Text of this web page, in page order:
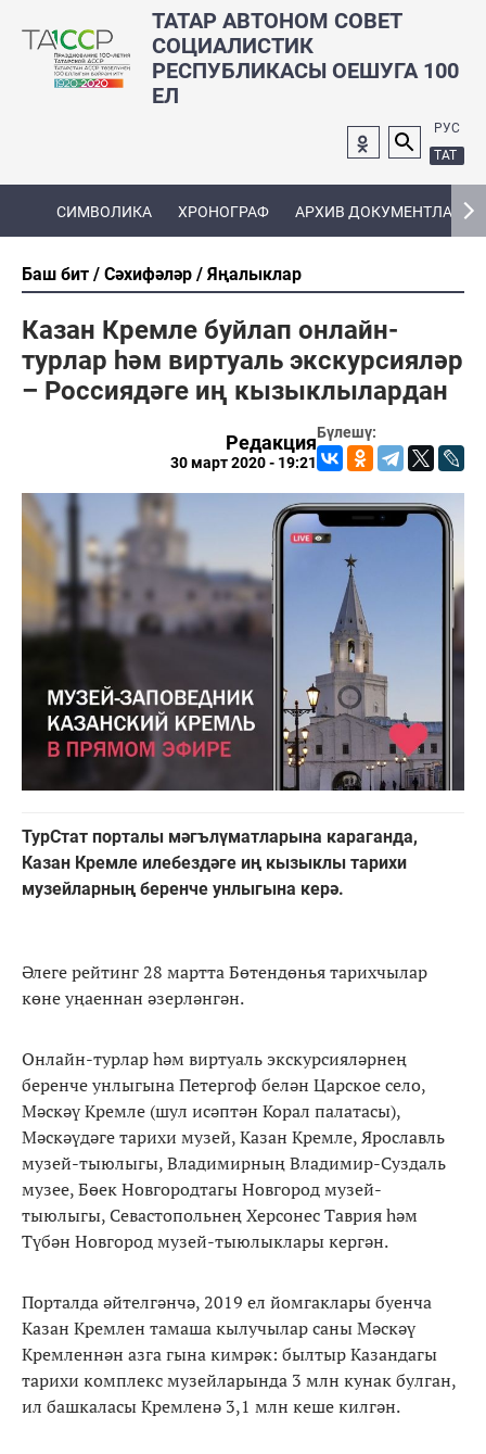
ТАТАР АВТОНОМ СОВЕТ
СОЦИАЛИСТИК
РЕСПУБЛИКАСЫ ОЕШУГА 100
ЕЛ
РУС
ТАТ
СИМВОЛИКА ХРОНОГРАФ АРХИВ ДОКУМЕНТЛАРЫ
Баш бит Сәхифәләр Яңалыклар
Казан Кремле буйлап онлайн-
турлар һәм виртуаль экскурсияләр
– Россиядәге иң кызыклылардан
Бүлешү:
Редакция
30 март 2020 - 19:21
ТурСтат порталы мәгълүматларына караганда,
Казан Кремле илебездәге иң кызыклы тарихи
музейларның беренче унлыгына керә.
Әлеге рейтинг 28 мартта Бөтендөнья тарихчылар
көне уңаеннан әзерләнгән.
Онлайн-турлар һәм виртуаль экскурсияләрнең
беренче унлыгына Петергоф белән Царское село,
Мәскәү Кремле (шул исәптән Корал палатасы),
Мәскәүдәге тарихи музей, Казан Кремле, Ярославль
музей-тыюлыгы, Владимирның Владимир-Суздаль
музее, Бөек Новгородтагы Новгород музей-
тыюлыгы, Севастопольнең Херсонес Таврия һәм
Түбән Новгород музей-тыюлыклары кергән.
Порталда әйтелгәнчә, 2019 ел йомгаклары буенча
Казан Кремлен тамаша кылучылар саны Мәскәү
Кремленнән азга гына кимрәк: былтыр Казандагы
тарихи комплекс музейларында 3 млн кунак булган,
ил башкаласы Кремленә 3,1 млн кеше килгән.